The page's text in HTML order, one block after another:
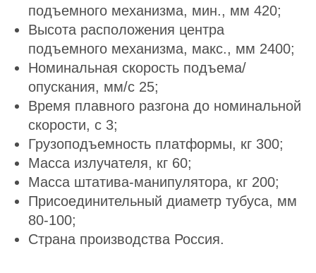
подъемного механизма, мин., мм 420;
Высота расположения центра
подъемного механизма, макс., мм 2400;
Номинальная скорость подъема/
опускания, мм/с 25;
Время плавного разгона до номинальной
скорости, с 3;
Грузоподъемность платформы, кг 300;
Масса излучателя, кг 60;
Масса штатива-манипулятора, кг 200;
Присоединительный диаметр тубуса, мм
80-100;
Страна производства Россия.